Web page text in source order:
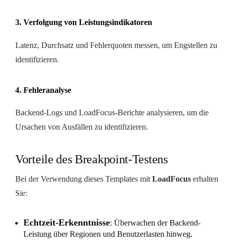
3. Verfolgung von Leistungsindikatoren
Latenz, Durchsatz und Fehlerquoten messen, um Engstellen zu
identifizieren.
4. Fehleranalyse
Backend-Logs und LoadFocus-Berichte analysieren, um die
Ursachen von Ausfällen zu identifizieren.
Vorteile des Breakpoint-Testens
Bei der Verwendung dieses Templates mit LoadFocus erhalten
Sie:
Echtzeit-Erkenntnisse: Überwachen der Backend-
Leistung über Regionen und Benutzerlasten hinweg.